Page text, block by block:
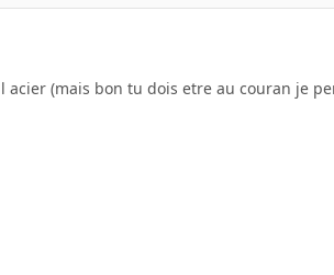
(mais bon tu dois etre au couran je